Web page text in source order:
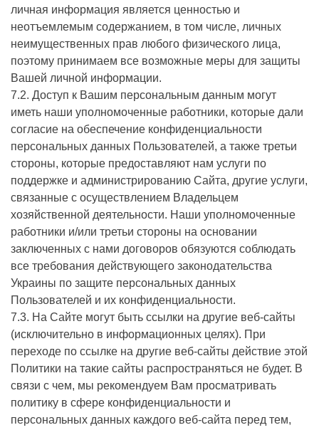
личная информация является ценностью и
неотъемлемым содержанием, в том числе, личных
неимущественных прав любого физического лица,
поэтому принимаем все возможные меры для защиты
Вашей личной информации.
7.2. Доступ к Вашим персональным данным могут
иметь наши уполномоченные работники, которые дали
согласие на обеспечение конфиденциальности
персональных данных Пользователей, а также третьи
стороны, которые предоставляют нам услуги по
поддержке и администрированию Сайта, другие услуги,
связанные с осуществлением Владельцем
хозяйственной деятельности. Наши уполномоченные
работники и/или третьи стороны на основании
заключенных с нами договоров обязуются соблюдать
все требования действующего законодательства
Украины по защите персональных данных
Пользователей и их конфиденциальности.
7.3. На Сайте могут быть ссылки на другие веб-сайты
(исключительно в информационных целях). При
переходе по ссылке на другие веб-сайты действие этой
Политики на такие сайты распространяться не будет. В
связи с чем, мы рекомендуем Вам просматривать
политику в сфере конфиденциальности и
персональных данных каждого веб-сайта перед тем,